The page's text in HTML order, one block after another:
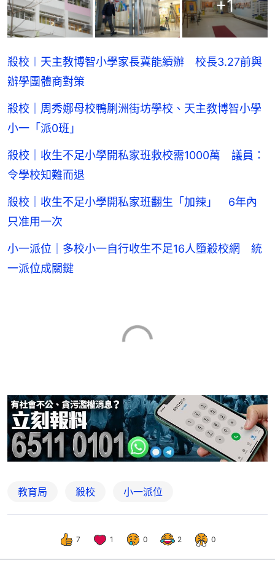
+1
殺校︱天主教博智小學家長冀能續辦 校長3.27前與
辦學團體商對策
殺校｜周秀娜母校鴨脷洲街坊學校、天主教博智小學
小一「派0班」
殺校｜收生不足小學開私家班救校需1000萬 議員：
令學校知難而退
殺校｜收生不足小學開私家班翻生「加辣」 6年內
只准用一次
小一派位｜多校小一自行收生不足16人墮殺校網 統
一派位成關鍵
教育局 殺校 小一派位
7 1 0 2 0